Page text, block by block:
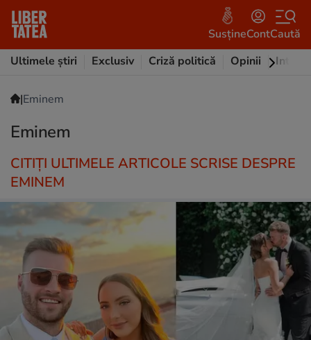
SusțineContCaută
Ultimele știri
Exclusiv Criză politică Opinii
|Eminem
Eminem
CITIȚI ULTIMELE ARTICOLE SCRISE DESPRE
EMINEM